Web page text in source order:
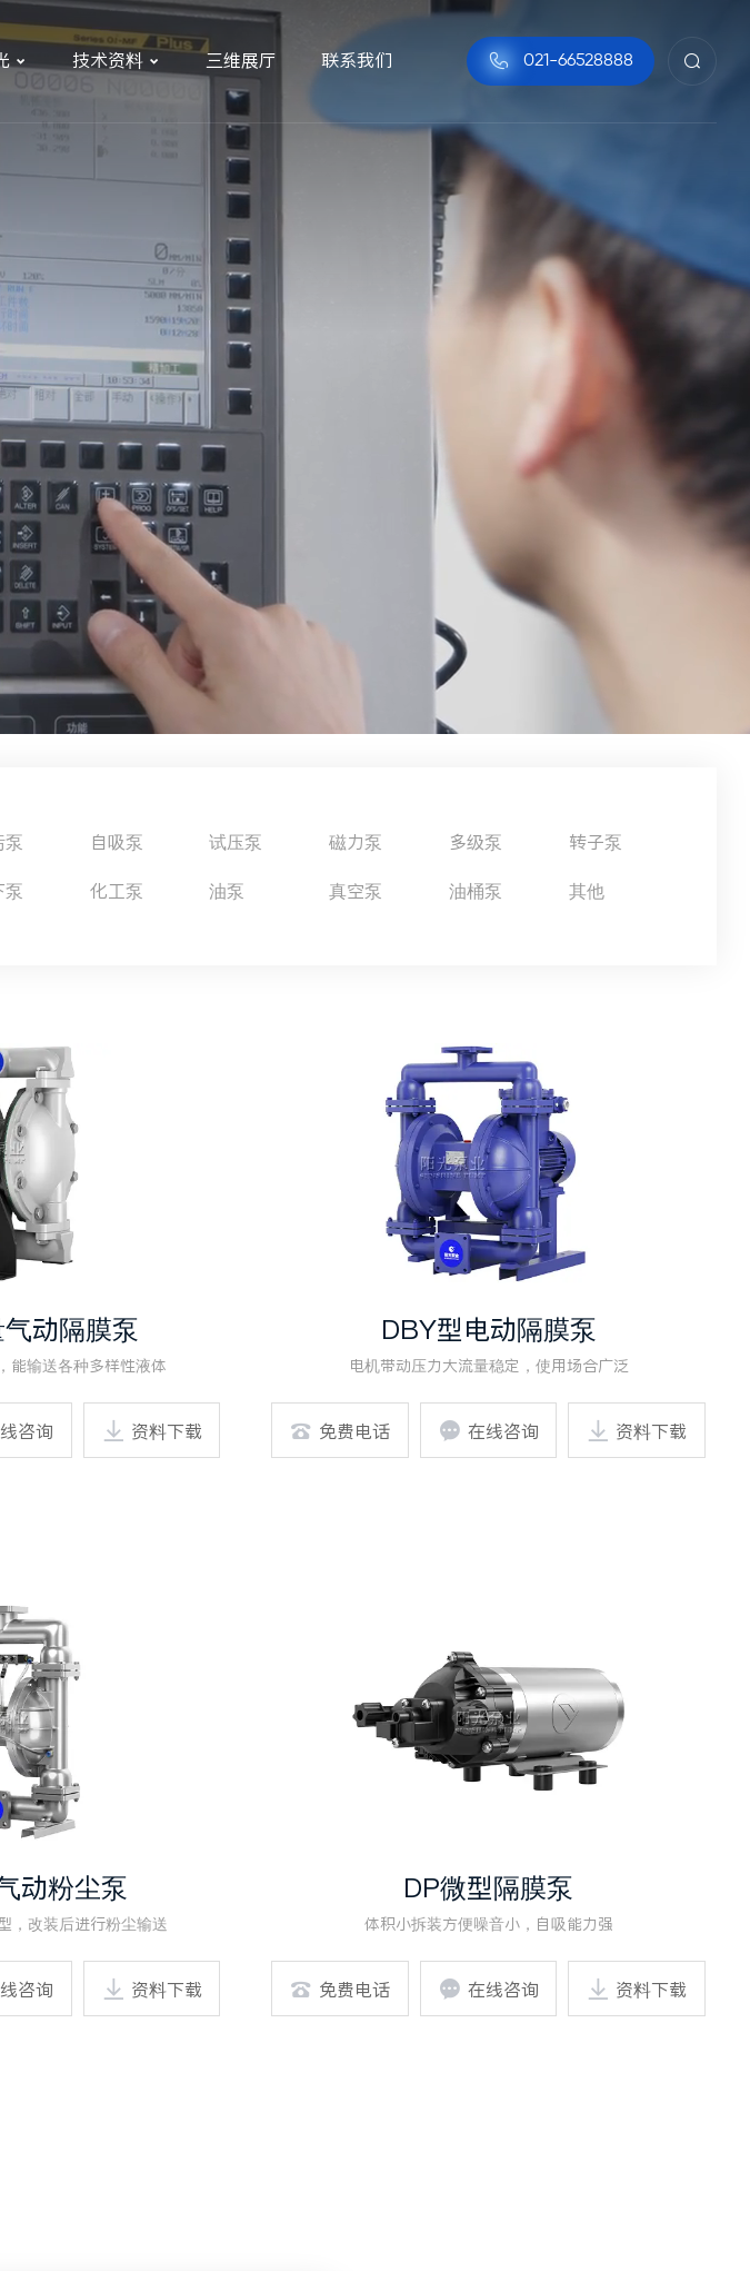
 技术资料  三维展厅 联系我们  021-66528888 
泵 自吸泵 试压泵 磁力泵 多级泵
转子泵
泵 化工泵 油泵 真空泵 油桶泵 其他
动隔膜泵
能输送各种多样性液体
咨询  资料下载
DBY型电动隔膜泵
电机带动压力大流量稳定，使用场合广泛
 免费电话  在线咨询  资料下载
动粉尘泵
，改装后进行粉尘输送
咨询  资料下载
DP微型隔膜泵
体积小拆装方便噪音小，自吸能力强
 免费电话  在线咨询  资料下载